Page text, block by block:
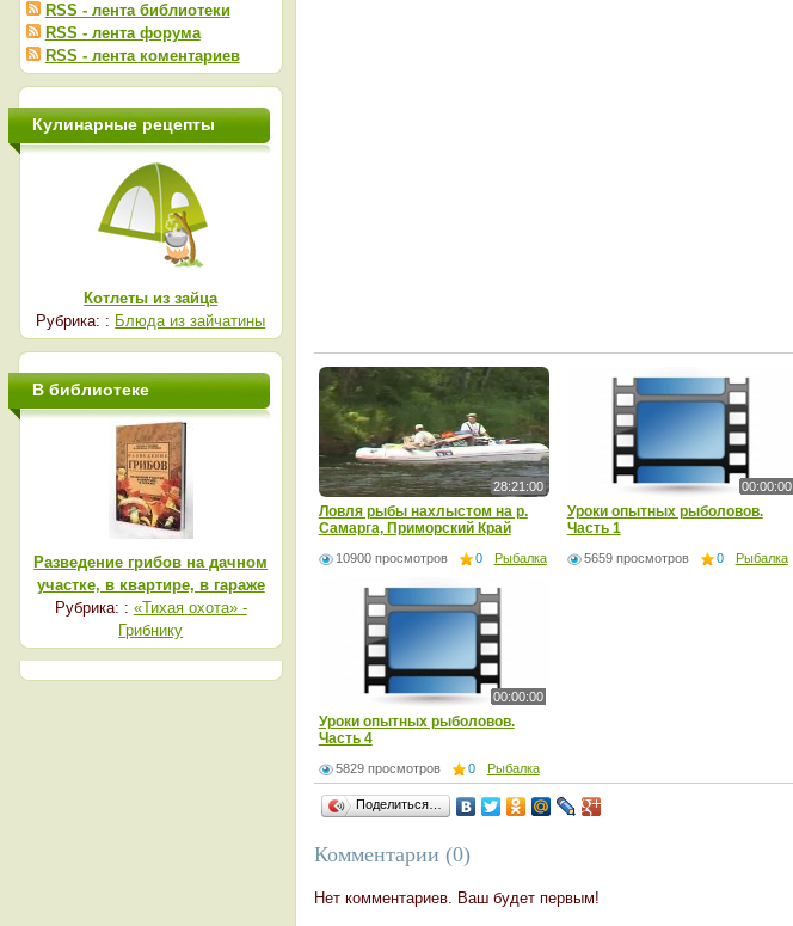
28:21:00
Ловля рыбы нахлыстом на р.
Самарга, Приморский Край
10900 просмотров 0 Рыбалка
00:00:00
Уроки опытных рыболовов.
Часть 1
5659 просмотров 0 Рыбалка
00:00:00
Уроки опытных рыболовов.
Часть 4
5829 просмотров 0 Рыбалка
Поделиться…
Комментарии (0)
Нет комментариев. Ваш будет первым!
RSS - лента библиотеки
RSS - лента форума
RSS - лента коментариев
Кулинарные рецепты
Котлеты из зайца
Рубрика: : Блюда из зайчатины
В библиотеке
Разведение грибов на дачном
участке, в квартире, в гараже
Рубрика: : «Тихая охота» -
Грибнику